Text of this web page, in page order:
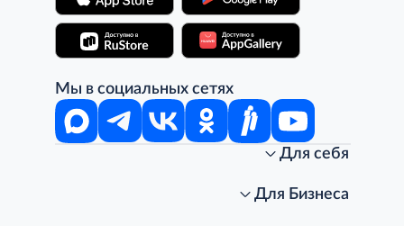
Мы в социальных сетях
Для себя
Стань клиентом METRO
Для Бизнеса